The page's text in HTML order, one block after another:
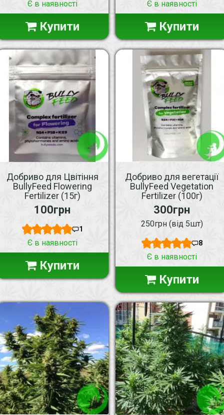
Є в наявності
Купити
Є в наявності
Купити
Добриво для Цвітіння
BullyFeed Flowering
Fertilizer (15г)
100грн
1
Є в наявності
Купити
Добриво для вегетації
BullyFeed Vegetation
Fertilizer (100г)
300грн
250грн (від 5шт)
8
Є в наявності
Купити